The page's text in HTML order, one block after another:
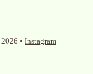
2026 • Instagram